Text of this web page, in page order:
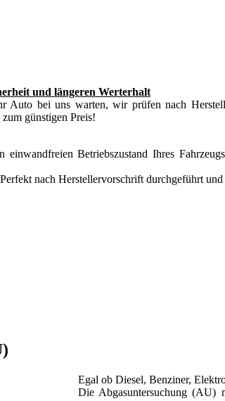
und längeren Werterhalt
Auto bei uns warten, wir prüfen nach
günstigen Preis!
einwandfreien Betriebszustand Ihres
nach Herstellervorschrift durchgeführt
Egal ob Diesel, Benziner,
Die Abgasuntersuchung (AU)